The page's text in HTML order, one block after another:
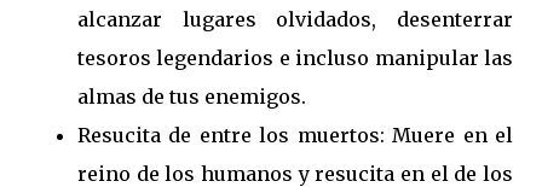
alcanzar lugares olvidados, desenterrar
tesoros legendarios e incluso manipular las
almas de tus enemigos.
Resucita de entre los muertos: Muere en el
reino de los humanos y resucita en el de los